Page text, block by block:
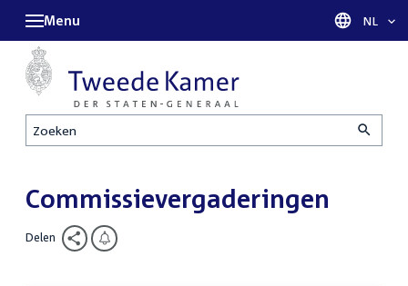
Zoeken
Menu Taal
NL
Commissievergaderingen
Delen